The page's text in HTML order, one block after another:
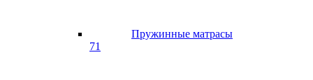
Пружинные матрасы
71